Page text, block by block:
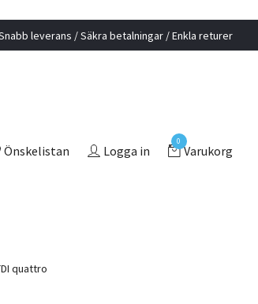
leverans / Säkra betalningar / Enkla returer
Önskelistan Logga in
0
Varukorg
quattro